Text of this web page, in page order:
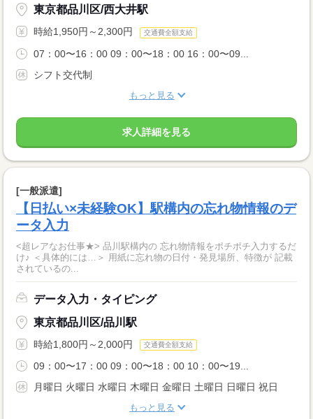
東京都品川区/西大井駅
時給1,950円～2,300円 交通費全額支給
07：00〜16：00 09：00〜18：00 16：00〜09...
シフト交代制
もっと見る
求人詳細を見る
[一般派遣]
【日払い×未経験OK】駅構内の忘れ物情報のデ
ータ入力
<超レアなお仕事★> 品川駅構内の 忘れ物情報をポチポチ入力するだ
け♪ ＜具体的には…＞ 用紙に忘れ物の日付・発見場所、特徴が 記載
されているの...
データ入力・タイピング
東京都品川区/品川駅
時給1,800円～2,000円 交通費全額支給
09：00〜17：00 09：00〜18：00 10：00〜19...
月曜日 火曜日 水曜日 木曜日 金曜日 土曜日 日曜日 祝日
もっと見る